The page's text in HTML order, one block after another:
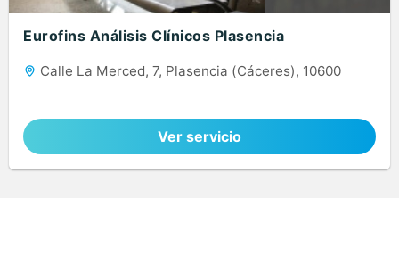
Eurofins Análisis Clínicos Plasencia
Calle La Merced, 7, Plasencia (Cáceres), 10600
Ver servicio